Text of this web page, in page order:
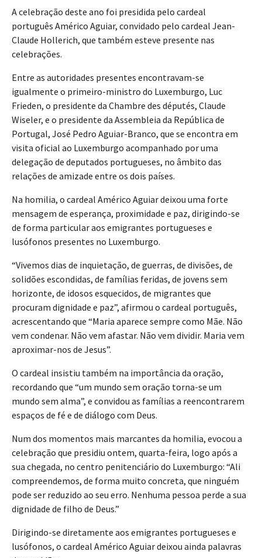
A celebração deste ano foi presidida pelo cardeal
português Américo Aguiar, convidado pelo cardeal Jean-
Claude Hollerich, que também esteve presente nas
celebrações.
Entre as autoridades presentes encontravam-se
igualmente o primeiro-ministro do Luxemburgo, Luc
Frieden, o presidente da Chambre des députés, Claude
Wiseler, e o presidente da Assembleia da República de
Portugal, José Pedro Aguiar-Branco, que se encontra em
visita oficial ao Luxemburgo acompanhado por uma
delegação de deputados portugueses, no âmbito das
relações de amizade entre os dois países.
Na homilia, o cardeal Américo Aguiar deixou uma forte
mensagem de esperança, proximidade e paz, dirigindo-se
de forma particular aos emigrantes portugueses e
lusófonos presentes no Luxemburgo.
“Vivemos dias de inquietação, de guerras, de divisões, de
solidões escondidas, de famílias feridas, de jovens sem
horizonte, de idosos esquecidos, de migrantes que
procuram dignidade e paz”, afirmou o cardeal português,
acrescentando que “Maria aparece sempre como Mãe. Não
vem condenar. Não vem afastar. Não vem dividir. Maria vem
aproximar-nos de Jesus”.
O cardeal insistiu também na importância da oração,
recordando que “um mundo sem oração torna-se um
mundo sem alma”, e convidou as famílias a reencontrarem
espaços de fé e de diálogo com Deus.
Num dos momentos mais marcantes da homilia, evocou a
celebração que presidiu ontem, quarta-feira, logo após a
sua chegada, no centro penitenciário do Luxemburgo: “Ali
compreendemos, de forma muito concreta, que ninguém
pode ser reduzido ao seu erro. Nenhuma pessoa perde a sua
dignidade de filho de Deus.”
Dirigindo-se diretamente aos emigrantes portugueses e
lusófonos, o cardeal Américo Aguiar deixou ainda palavras